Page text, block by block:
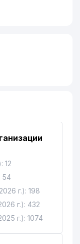
12
54
г.): 198
г.): 432
г.): 1074